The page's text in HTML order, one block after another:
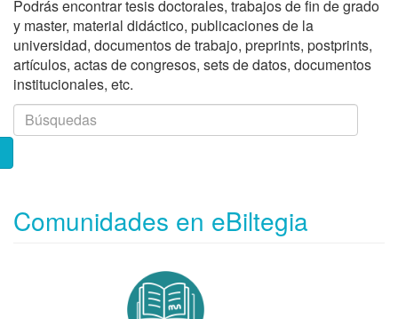
Podrás encontrar tesis doctorales, trabajos de fin de grado
y master, material didáctico, publicaciones de la
universidad, documentos de trabajo, preprints, postprints,
artículos, actas de congresos, sets de datos, documentos
institucionales, etc.
Comunidades en eBiltegia